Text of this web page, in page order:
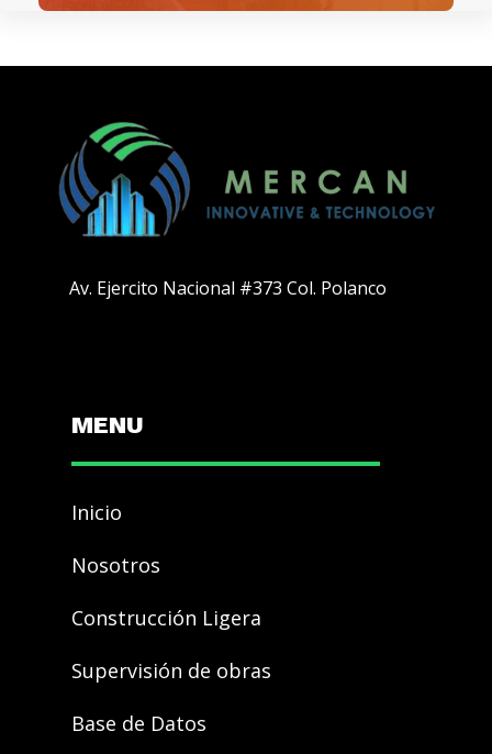
Av. Ejercito Nacional #373 Col. Polanco
MENU
Inicio
Nosotros
Construcción Ligera
Supervisión de obras
Base de Datos